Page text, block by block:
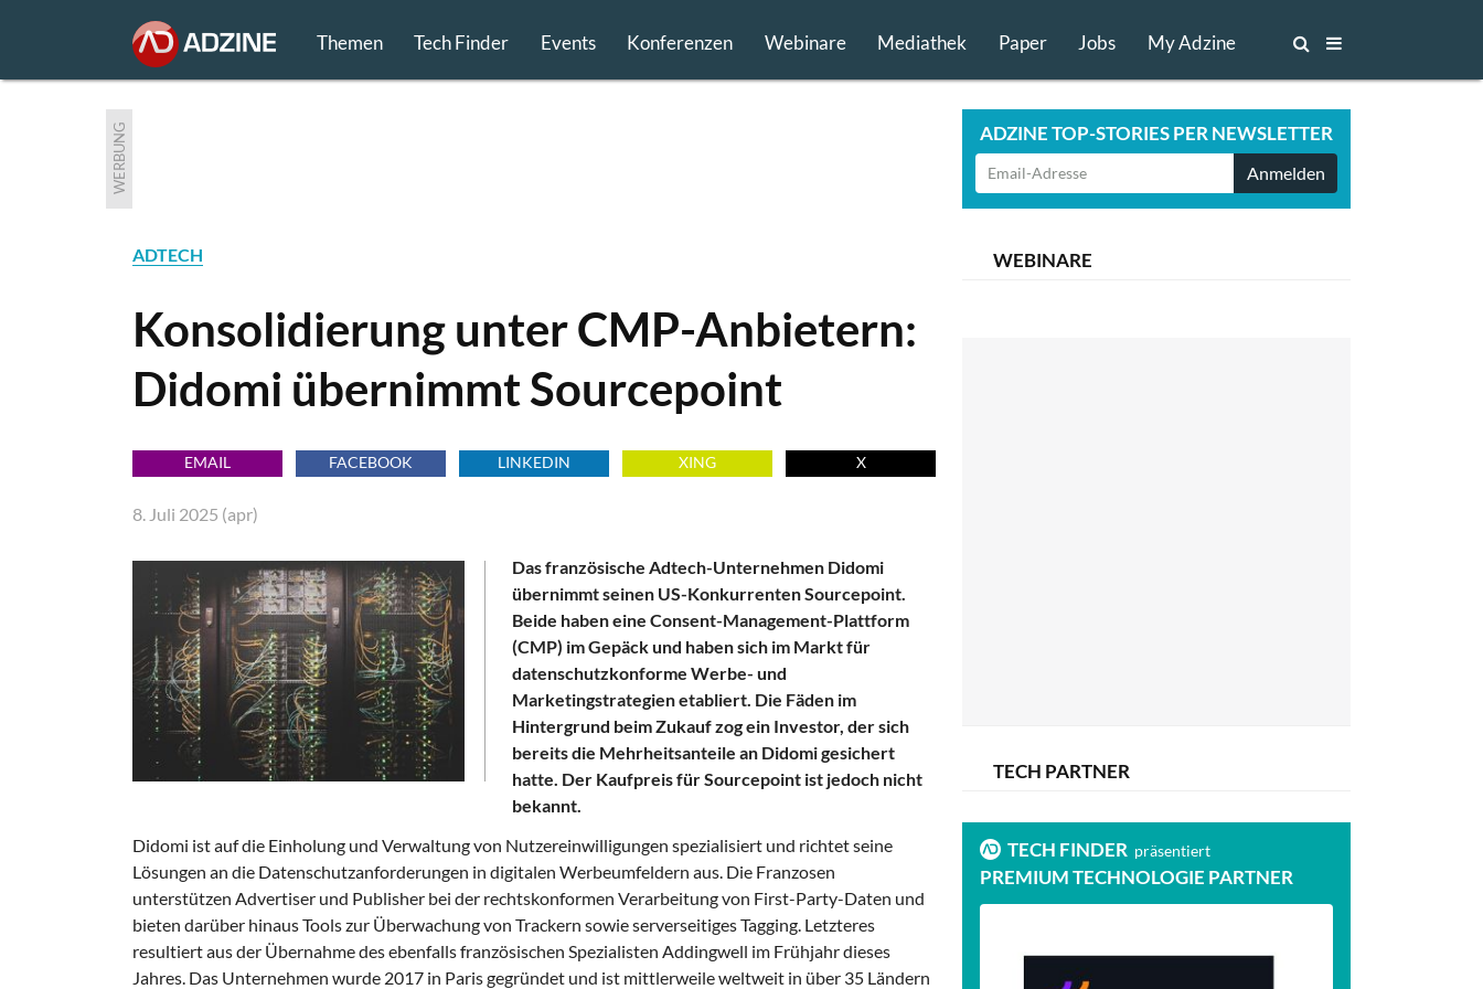
Themen Tech Finder Events Konferenzen Webinare Mediathek Paper Jobs My Adzine
WERBUNG ADZINE TOP-STORIES PER NEWSLETTER
Anmelden
ADTECH
Konsolidierung unter CMP-Anbietern:
Didomi übernimmt Sourcepoint
EMAIL FACEBOOK LINKEDIN XING X
8. Juli 2025 (apr)
Das französische Adtech-Unternehmen Didomi
übernimmt seinen US-Konkurrenten Sourcepoint.
Beide haben eine Consent-Management-Plattform
(CMP) im Gepäck und haben sich im Markt für
datenschutzkonforme Werbe- und
Marketingstrategien etabliert. Die Fäden im
Hintergrund beim Zukauf zog ein Investor, der sich
bereits die Mehrheitsanteile an Didomi gesichert
hatte. Der Kaufpreis für Sourcepoint ist jedoch nicht
bekannt.
Didomi ist auf die Einholung und Verwaltung von Nutzereinwilligungen spezialisiert und richtet seine
Lösungen an die Datenschutzanforderungen in digitalen Werbeumfeldern aus. Die Franzosen
unterstützen Advertiser und Publisher bei der rechtskonformen Verarbeitung von First-Party-Daten und
bieten darüber hinaus Tools zur Überwachung von Trackern sowie serverseitiges Tagging. Letzteres
resultiert aus der Übernahme des ebenfalls französischen Spezialisten Addingwell im Frühjahr dieses
Jahres. Das Unternehmen wurde 2017 in Paris gegründet und ist mittlerweile weltweit in über 35 Ländern
WEBINARE
TECH PARTNER
TECH FINDER präsentiert
PREMIUM TECHNOLOGIE PARTNER